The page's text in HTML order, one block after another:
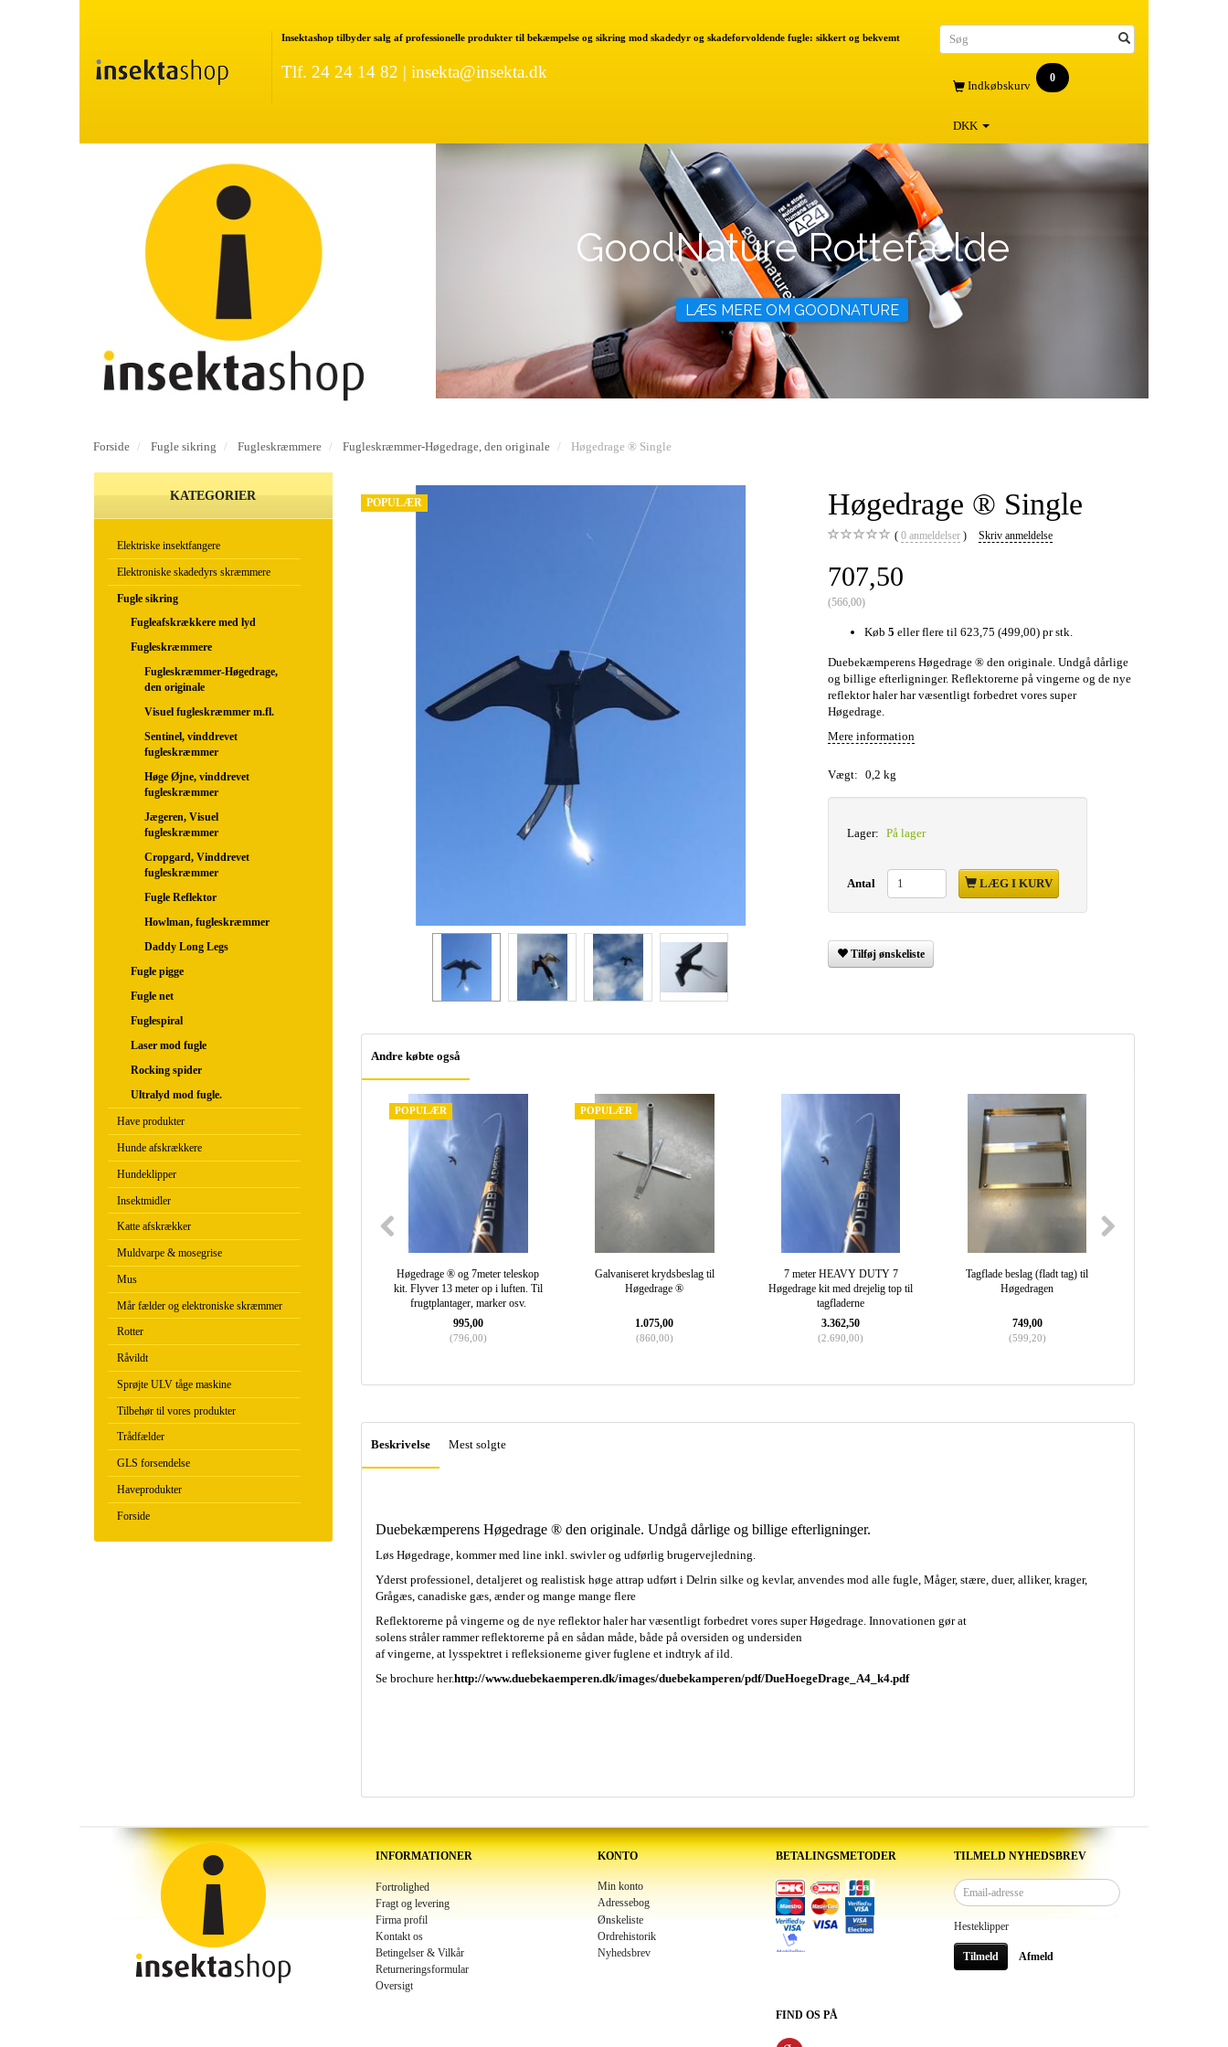
Insektashop tilbyder salg af professionelle produkter til bekæmpelse og sikring mod skadedyr og skadeforvoldende fugle: sikkert og bekvemt
Tlf. 24 24 14 82 | insekta@insekta.dk
Indkøbskurv
0
DKK
Rottefælde
LÆS MERE OM GOODNATURE
GoodNature Rottefælde
LÆS MERE OM GOODNATURE
Forside Fugle sikring Fugleskræmmere Fugleskræmmer-Høgedrage, den originale Høgedrage ® Single
KATEGORIER
Elektriske insektfangere
Elektroniske skadedyrs skræmmere
Fugle sikring
Fugleafskrækkere med lyd
Fugleskræmmere
Fugleskræmmer-Høgedrage,
den originale
Visuel fugleskræmmer m.fl.
Sentinel, vinddrevet
fugleskræmmer
Høge Øjne, vinddrevet
fugleskræmmer
Jægeren, Visuel
fugleskræmmer
Cropgard, Vinddrevet
fugleskræmmer
Fugle Reflektor
Howlman, fugleskræmmer
Daddy Long Legs
Fugle pigge
Fugle net
Fuglespiral
Laser mod fugle
Rocking spider
Ultralyd mod fugle.
Have produkter
Hunde afskrækkere
Hundeklipper
Insektmidler
Katte afskrækker
Muldvarpe & mosegrise
Mus
Mår fælder og elektroniske skræmmer
Rotter
Råvildt
Sprøjte ULV tåge maskine
Tilbehør til vores produkter
Trådfælder
GLS forsendelse
Haveprodukter
Forside
POPULÆR Høgedrage ® Single
0 anmeldelser Skriv anmeldelse
707,50
(566,00)
Køb5 eller flere til623,75(499,00) pr stk.
Duebekæmperens Høgedrage ® den originale. Undgå dårlige
og billige efterligninger. Reflektorerne på vingerne og de nye
reflektor haler har væsentligt forbedret vores super
Høgedrage.
Mere information
Vægt: 0,2 kg
Lager: På lager
Antal LÆG I KURV
Tilføj ønskeliste
Andre købte også
POPULÆR
Høgedrage ® og 7meter teleskop
kit. Flyver 13 meter op i luften. Til
frugtplantager, marker osv.
995,00
(796,00)
POPULÆR
Galvaniseret krydsbeslag til
Høgedrage ®
1.075,00
(860,00)
7 meter HEAVY DUTY 7
Høgedrage kit med drejelig top til
tagfladerne
3.362,50
(2.690,00)
Tagflade beslag (fladt tag) til
Høgedragen
749,00
(599,20)
Beskrivelse Mest solgte
Duebekæmperens Høgedrage ® den originale. Undgå dårlige og billige efterligninger.
Løs Høgedrage, kommer med line inkl. swivler og udførlig brugervejledning.
Yderst professionel, detaljeret og realistisk høge attrap udført i Delrin silke og kevlar, anvendes mod alle fugle, Måger, stære, duer, alliker, krager,
Grågæs, canadiske gæs, ænder og mange mange flere
Reflektorerne på vingerne og de nye reflektor haler har væsentligt forbedret vores super Høgedrage. Innovationen gør at
solens stråler rammer reflektorerne på en sådan måde, både på oversiden og undersiden
af vingerne, at lysspektret i refleksionerne giver fuglene et indtryk af ild.
Se brochure her.http://www.duebekaemperen.dk/images/duebekamperen/pdf/DueHoegeDrage_A4_k4.pdf
INFORMATIONER
Fortrolighed
Fragt og levering
Firma profil
Kontakt os
Betingelser & Vilkår
Returneringsformular
Oversigt
KONTO
Min konto
Adressebog
Ønskeliste
Ordrehistorik
Nyhedsbrev
BETALINGSMETODER
FIND OS PÅ
TILMELD NYHEDSBREV
Email-
adresse
Hesteklipper
Tilmeld Afmeld